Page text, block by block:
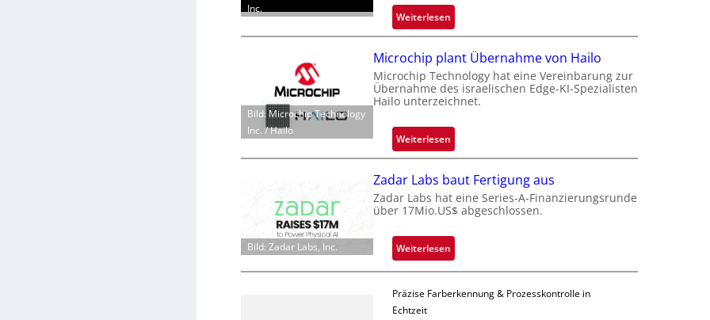
o
b
t
e
i
i
g
t
s
i
c
n
S
e
Inc.
Weiterlesen:
B
a
c
k
o
e
ü
b
r
m
Bild: Microchip Technology
Inc. / Hailo
Microchip plant Übernahme von Hailo
Microchip Technology hat eine Vereinbarung zur
Übernahme des israelischen Edge-KI-Spezialisten
Hailo unterzeichnet.
Weiterlesen:
M
c
r
c
h
i
Bild: Zadar Labs, Inc.
Zadar Labs baut Fertigung aus
Zadar Labs hat eine Series-A-Finanzierungsrunde
über 17Mio.US$ abgeschlossen.
Weiterlesen:
Z
d
Präzise Farberkennung & Prozesskontrolle in
Echtzeit